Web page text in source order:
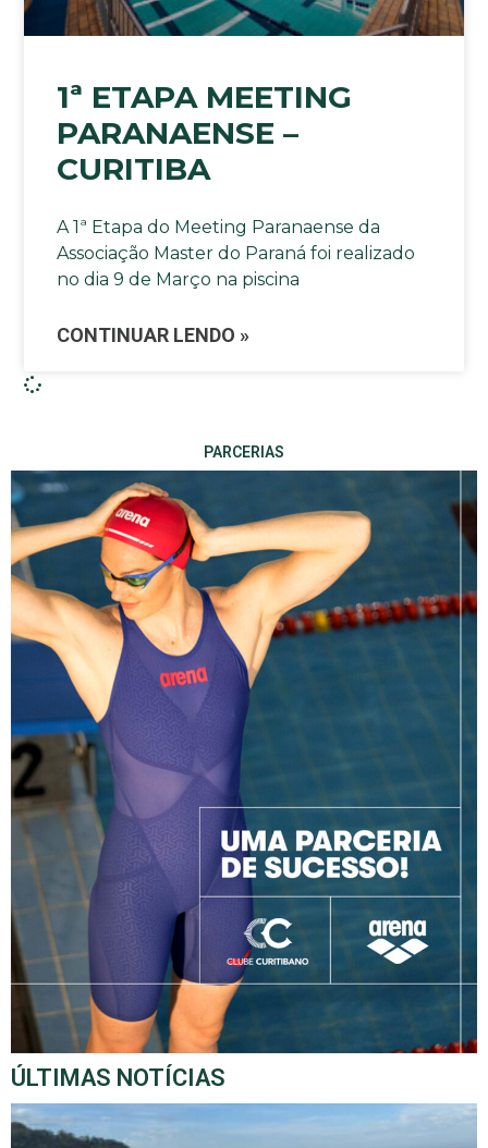
1ª ETAPA MEETING
PARANAENSE –
CURITIBA
A 1ª Etapa do Meeting Paranaense da
Associação Master do Paraná foi realizado
no dia 9 de Março na piscina
CONTINUAR LENDO »
PARCERIAS
ÚLTIMAS NOTÍCIAS